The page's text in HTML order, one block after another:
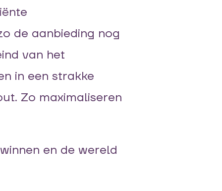
de aanbieding nog
van het
in een strakke
Zo maximaliseren
en de wereld